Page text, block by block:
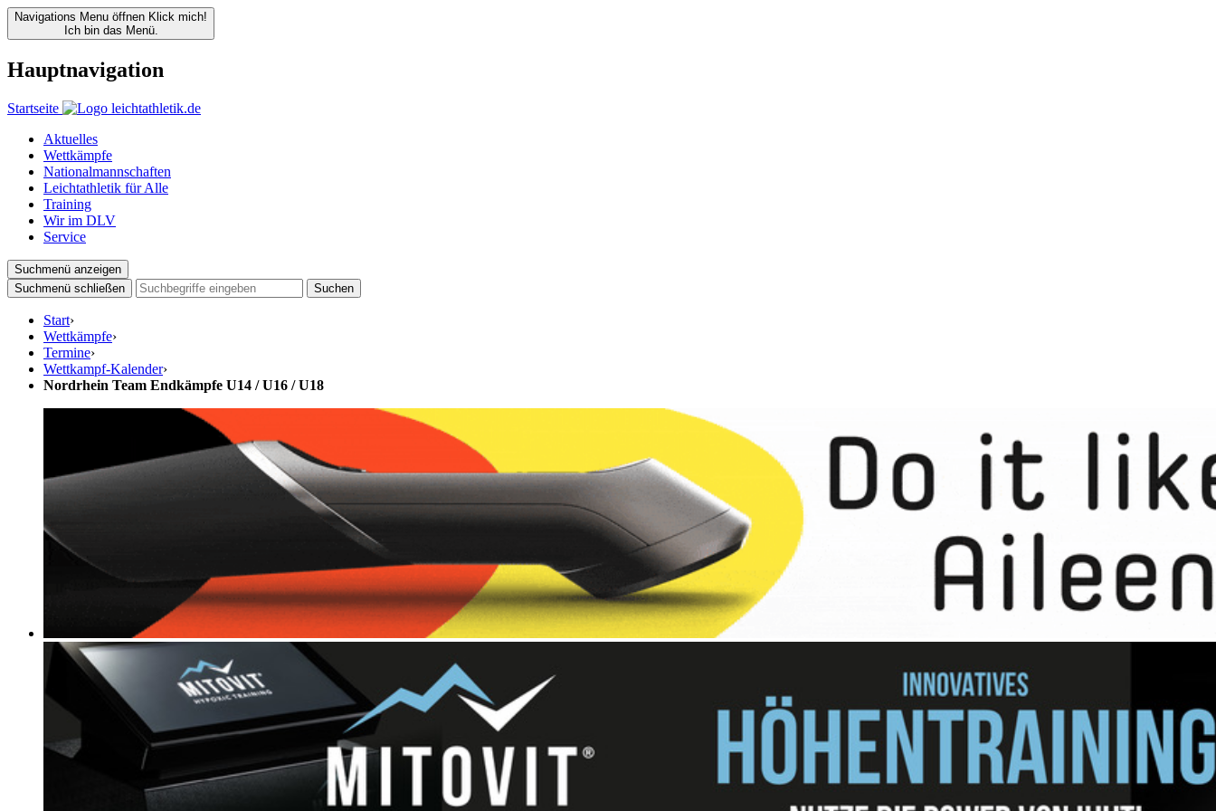
Navigations Menu öffnen Klick mich!
Ich bin das Menü.
Hauptnavigation
Startseite
Aktuelles
Wettkämpfe
Nationalmannschaften
Leichtathletik für Alle
Training
Wir im DLV
Service
Suchmenü anzeigen
Suchmenü schließen
Suchen
Start›
Wettkämpfe›
Termine›
Wettkampf-Kalender›
Nordrhein Team Endkämpfe U14 / U16 / U18